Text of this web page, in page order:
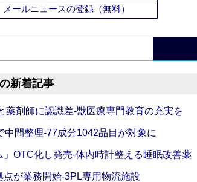
メールニュースの登録（無料）
新着記事
薬剤師に認識差‐獣医療専門教育の充実を
中間整理‐77成分1042品目が対象に
」OTC化し発売‐体内時計整える睡眠改善薬
点が業務開始‐3PL専用物流施設